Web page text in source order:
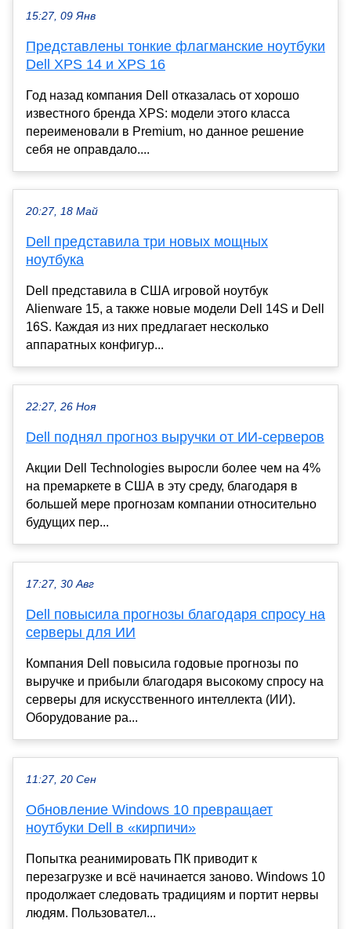
15:27, 09 Янв
Представлены тонкие флагманские ноутбуки
Dell XPS 14 и XPS 16
Год назад компания Dell отказалась от хорошо
известного бренда XPS: модели этого класса
переименовали в Premium, но данное решение
себя не оправдало....
20:27, 18 Май
Dell представила три новых мощных
ноутбука
Dell представила в США игровой ноутбук
Alienware 15, а также новые модели Dell 14S и Dell
16S. Каждая из них предлагает несколько
аппаратных конфигур...
22:27, 26 Ноя
Dell поднял прогноз выручки от ИИ-серверов
Акции Dell Technologies выросли более чем на 4%
на премаркете в США в эту среду, благодаря в
большей мере прогнозам компании относительно
будущих пер...
17:27, 30 Авг
Dell повысила прогнозы благодаря спросу на
серверы для ИИ
Компания Dell повысила годовые прогнозы по
выручке и прибыли благодаря высокому спросу на
серверы для искусственного интеллекта (ИИ).
Оборудование ра...
11:27, 20 Сен
Обновление Windows 10 превращает
ноутбуки Dell в «кирпичи»
Попытка реанимировать ПК приводит к
перезагрузке и всё начинается заново. Windows 10
продолжает следовать традициям и портит нервы
людям. Пользовател...